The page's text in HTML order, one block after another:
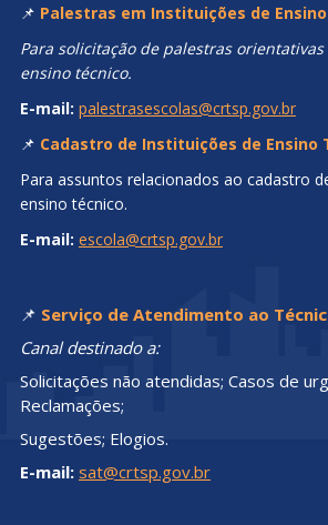
📌 Palestras em Instituições de
Para solicitação de palestras
ensino técnico.
E-mail: palestrasescolas@crtsp.gov.br
📌 Cadastro de Instituições de Ensino
Para assuntos relacionados ao cadastro
ensino técnico.
E-mail: escola@crtsp.gov.br
📌 Serviço de Atendimento ao
Canal destinado a:
Solicitações não atendidas; Casos de
Reclamações;
Sugestões; Elogios.
E-mail: sat@crtsp.gov.br